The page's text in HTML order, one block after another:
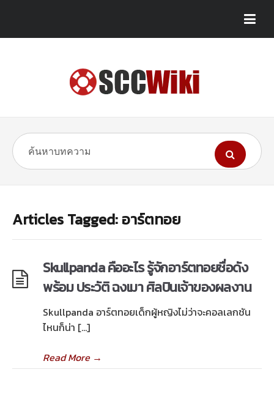
Articles Tagged: อาร์ตทอย
Skullpanda คืออะไร รู้จักอาร์ตทอยชื่อดัง
พร้อม ประวัติ ฉงเมา ศิลปินเจ้าของผลงาน
Skullpanda อาร์ตทอยเด็กผู้หญิงไม่ว่าจะคอลเลกชัน
ไหนก็น่า […]
Read More→